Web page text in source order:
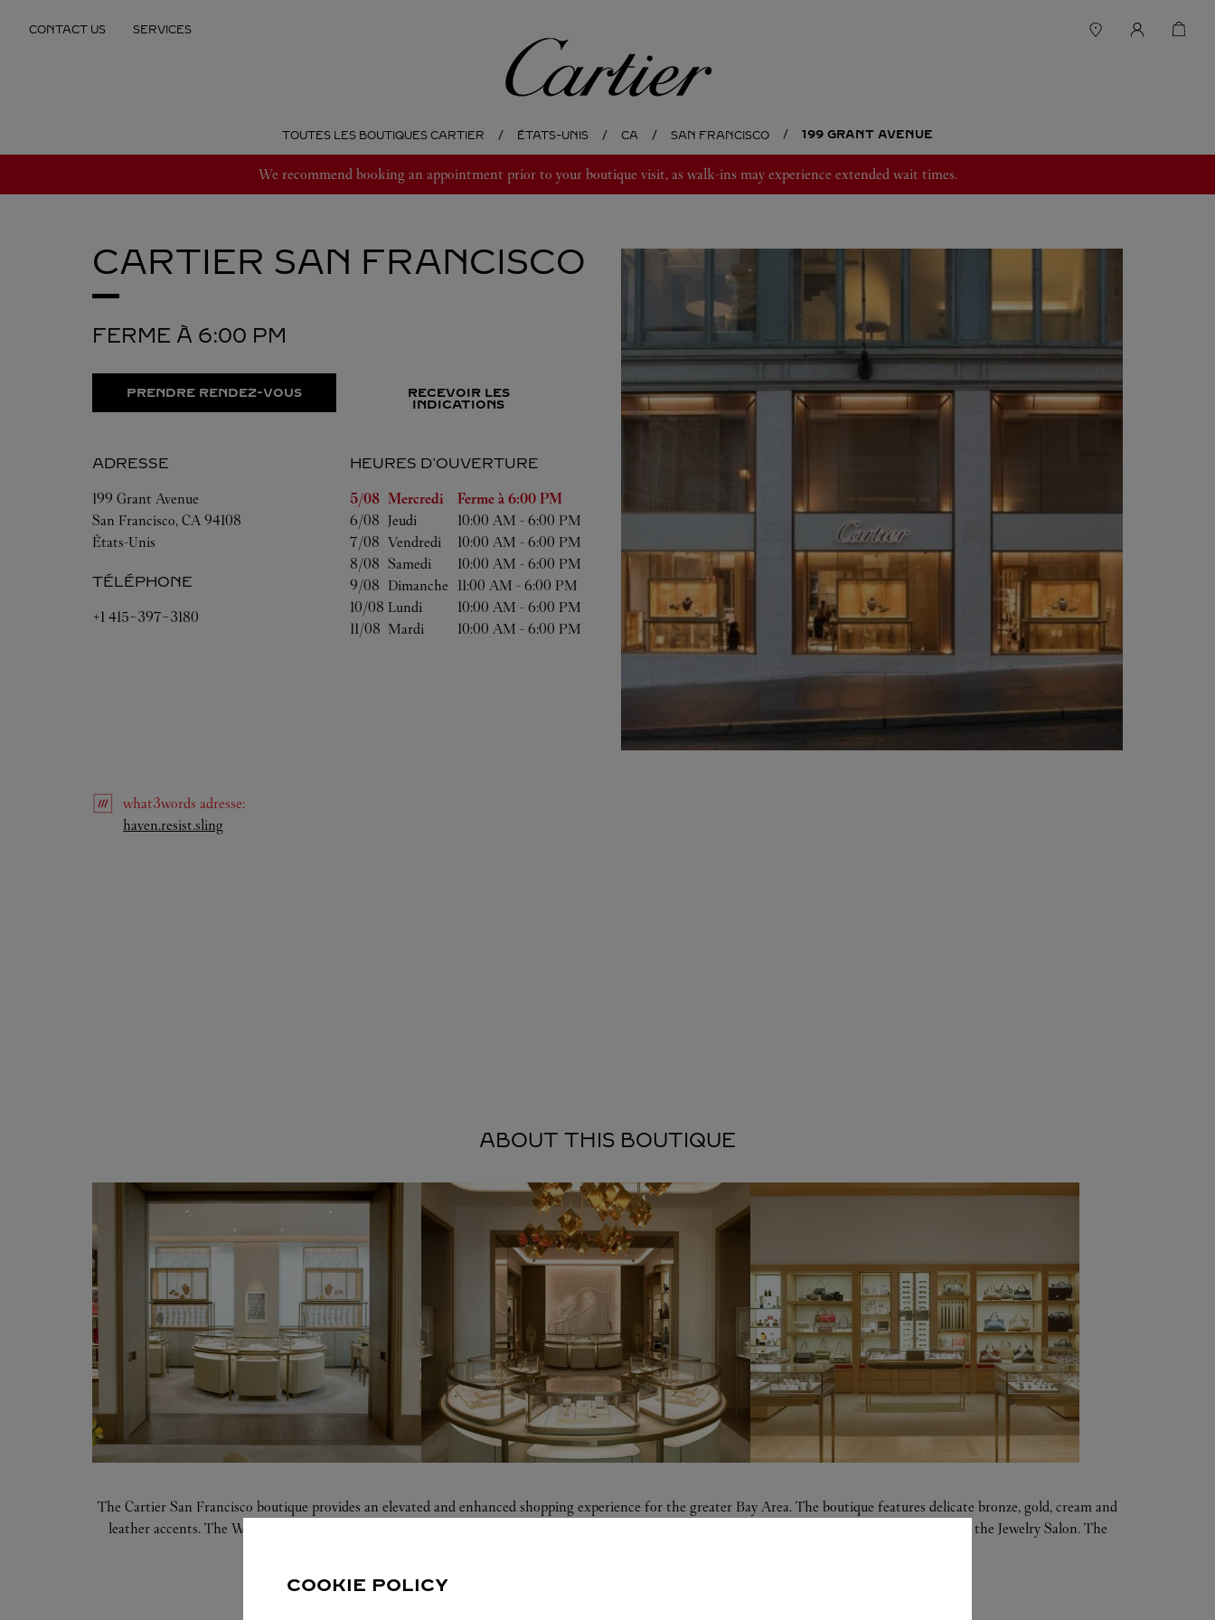
CONTACT US SERVICES
Cartier
TOUTES LES BOUTIQUES CARTIER ÉTATS-UNIS CA SAN FRANCISCO 199 GRANT AVENUE
We recommend booking an appointment prior to your boutique visit, as walk-ins may experience extended wait times.
CARTIER SAN FRANCISCO
FERME À 6:00 PM
PRENDRE RENDEZ-VOUS
RECEVOIR LES
INDICATIONS
ADRESSE
199 Grant Avenue
San Francisco, CA 94108
États-Unis
TÉLÉPHONE
+1 415-397-3180
HEURES D'OUVERTURE
Jour de la semaine Heures d'ouverture
5/08 Mercredi Ferme à6:00 PM
6/08 Jeudi 10:00 AM -6:00 PM
7/08 Vendredi 10:00 AM -6:00 PM
8/08 Samedi 10:00 AM -6:00 PM
9/08 Dimanche 11:00 AM -6:00 PM
10/08 Lundi 10:00 AM -6:00 PM
11/08 Mardi 10:00 AM -6:00 PM
what3words adresse:
haven.resist.slingLink Opens in New Tab
ABOUT THIS BOUTIQUE
The Cartier San Francisco boutique provides an elevated and enhanced shopping experience for the greater Bay Area. The boutique features delicate bronze, gold, cream and
leather accents. The Women's Jewelry and Watches Salon highlights an iconic Cartier Panther mural, while a modern brass chandelier illuminates the Jewelry Salon. The
COOKIE POLICY